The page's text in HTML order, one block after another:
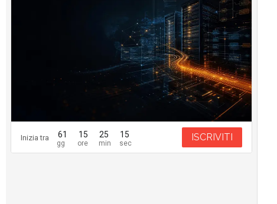
Inizia tra 61 15 25 14 ISCRIVITI